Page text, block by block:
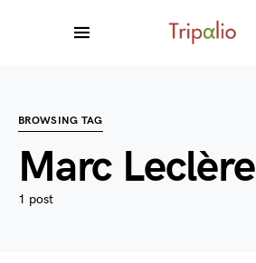
BROWSING TAG
Marc Leclère
1 post